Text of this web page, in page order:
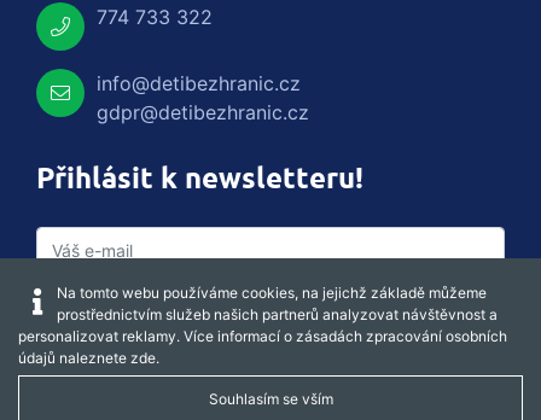
774 733 322
info@detibezhranic.cz
gdpr@detibezhranic.cz
Přihlásit k newsletteru!
Captcha obnovit
Na tomto webu používáme cookies, na jejichž základě můžeme
prostřednictvím služeb našich partnerů analyzovat návštěvnost a
personalizovat reklamy. Více informací o zásadách zpracování osobních
údajů naleznete zde.
Souhlasím se vším